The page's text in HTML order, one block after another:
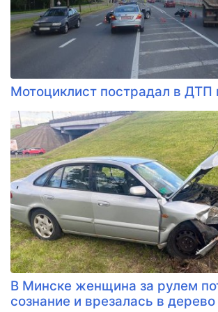
Мотоциклист пострадал в ДТП
В Минске женщина за рулем
сознание и врезалась в дерево